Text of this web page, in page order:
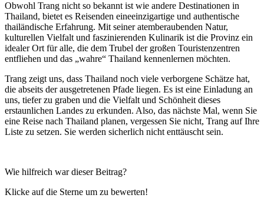
Obwohl Trang nicht so bekannt ist wie andere Destinationen in
Thailand, bietet es Reisenden eineeinzigartige und authentische
thailändische Erfahrung. Mit seiner atemberaubenden Natur,
kulturellen Vielfalt und faszinierenden Kulinarik ist die Provinz ein
idealer Ort für alle, die dem Trubel der großen Touristenzentren
entfliehen und das „wahre“ Thailand kennenlernen möchten.
Trang zeigt uns, dass Thailand noch viele verborgene Schätze hat,
die abseits der ausgetretenen Pfade liegen. Es ist eine Einladung an
uns, tiefer zu graben und die Vielfalt und Schönheit dieses
erstaunlichen Landes zu erkunden. Also, das nächste Mal, wenn Sie
eine Reise nach Thailand planen, vergessen Sie nicht, Trang auf Ihre
Liste zu setzen. Sie werden sicherlich nicht enttäuscht sein.
Wie hilfreich war dieser Beitrag?
Klicke auf die Sterne um zu bewerten!